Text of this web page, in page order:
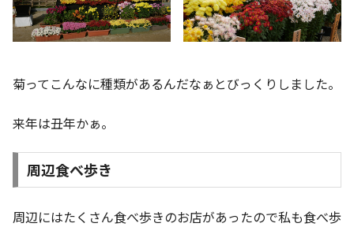
菊ってこんなに種類があるんだなぁとびっくりしました。
来年は丑年かぁ。
周辺食べ歩き
周辺にはたくさん食べ歩きのお店があったので私も食べ歩